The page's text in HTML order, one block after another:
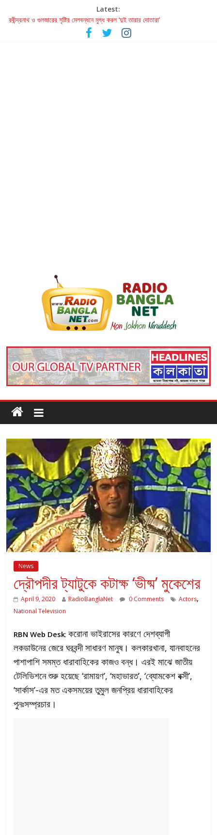
Latest:
রবীন্দ্রনাথ ও গুলজারের সৃষ্টির মেলবন্ধনে মুগ্ধ করল ‘দুই তারার দোতারা’
কলের গান থেকে রীলস্ — বাঙালির গান শোনার বিবর্তনের গল্প
জগন্নাথমঙ্গলম্ — বাংলায় প্রথমবার মঞ্চে এবার রথযাত্রার উদযাপন
News
দ্রৌপদীর ট্যাটুকে কটাক্ষ ‘ভীষ্ম’ মুকেশের
April 9, 2020 RadioBanglaNet 0 Comments Actors,
National Television
RBN Web Desk:করোনা ভাইরাসের কারণে দেশব্যাপী
লকডাউনের জেরে ঘরবন্দী সাধারণ মানুষ। কলকারখানা, যানবাহনের
পাশাপাশি সমম্ত ধারাবাহিকের কাজও বন্ধ। এরই মাঝে জাতীয়
টেলিভিশনে শুরু হয়েছে ‘রামায়ণ’, ‘মহাভারত’, ‘ব্যোমকেশ বক্সী’,
‘সার্কাস’-এর মত একসময়ের তুমুল জনপ্রিয় ধারাবাহিকের
পুনঃসম্প্রচার।